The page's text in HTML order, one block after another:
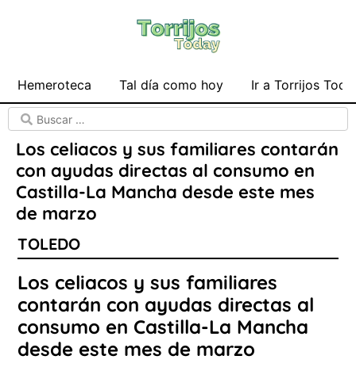
Hemeroteca Tal día como hoy Ir a Torrijos
Los celiacos y sus familiares contarán
con ayudas directas al consumo en
Castilla-La Mancha desde este mes
de marzo
TOLEDO
Los celiacos y sus familiares
contarán con ayudas directas al
consumo en Castilla-La Mancha
desde este mes de marzo